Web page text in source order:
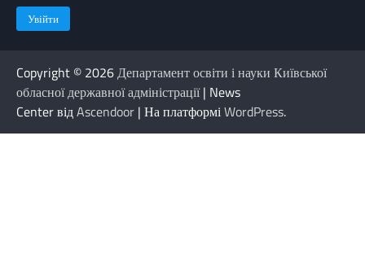
Copyright © 2026Департамент освіти і науки Київської
обласної державної адміністрації| News
Center відAscendoor | На платформіWordPress.